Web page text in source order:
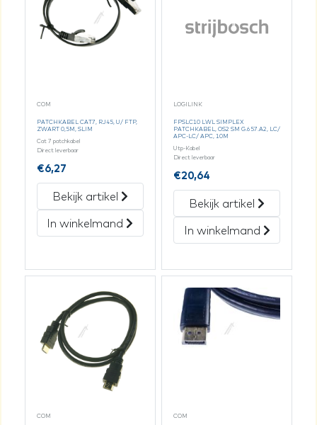
COM
PATCHKABEL CAT7, RJ45, U/ FTP,
ZWART 0,5M, SLIM
Cat 7 patchkabel
Direct leverbaar
€6,27
Bekijk artikel
In winkelmand
LOGILINK
FPSLC10 LWL SIMPLEX
PATCHKABEL, OS2 SM G.657.A2, LC/
APC-LC/ APC, 10M
Utp-Kabel
Direct leverbaar
€20,64
Bekijk artikel
In winkelmand
COM COM